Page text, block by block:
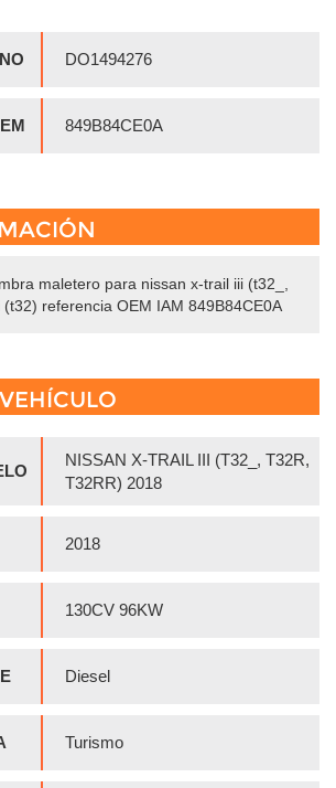
DO1494276
849B84CE0A
maletero para nissan x-trail iii (t32_,
referencia OEM IAM 849B84CE0A
NISSAN X-TRAIL III (T32_, T32R,
T32RR) 2018
2018
130CV 96KW
Diesel
Turismo